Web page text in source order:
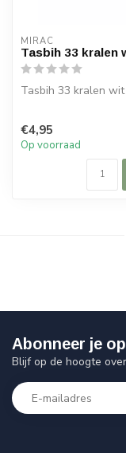
MIRAC
Tasbih 33 kralen
Tasbih 33 kralen wit
€4,95
Op voorraad
Abonneer je
Blijf op de hoogte